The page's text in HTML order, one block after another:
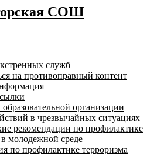
СОШ
служб
на противоправный контент
организации
в чрезвычайных ситуациях
рекомендации по профилактике
молодежной среде
по профилактике терроризма